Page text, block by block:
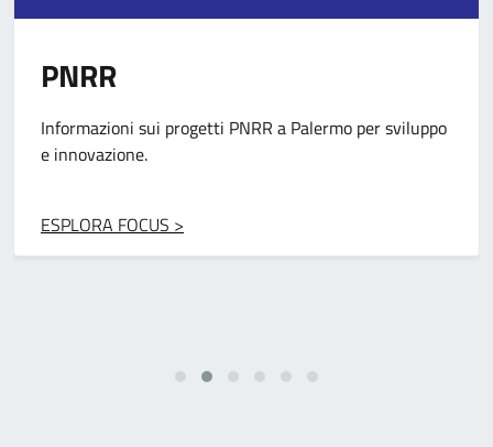
Pon Metro
Progetti per migliorare infrastrutture e servizi grazie ai